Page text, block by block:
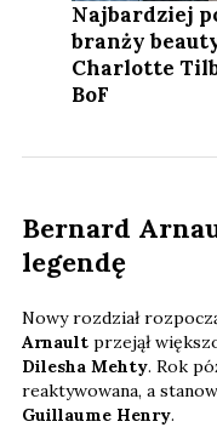
Najbardziej
branży
Charlotte
BoF
Bernard
legendę
Nowy rozdział
Arnault przejął
Dilesha Mehty. Rok
reaktywowana, a
Guillaume Henry.